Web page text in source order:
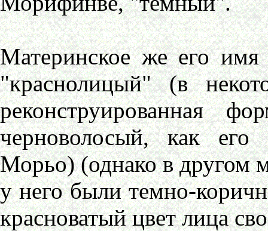
Материнское же его имя
"краснолицый" (в
реконструированная
черноволосый, как
Морьо) (однако в другом
у него были темно-
красноватый цвет лица